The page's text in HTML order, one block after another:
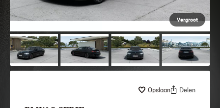
Vergroot
Opslaan Delen